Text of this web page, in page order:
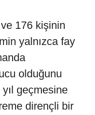
176 kişinin
yalnızca fay
olduğunu
geçmesine
dirençli bir